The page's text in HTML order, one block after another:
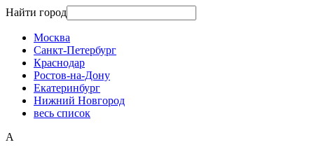
Найти город
Москва
Санкт-Петербург
Краснодар
Ростов-на-Дону
Екатеринбург
Нижний Новгород
весь список
А